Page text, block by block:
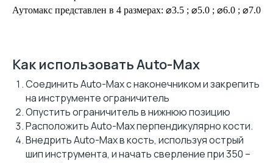
Аутомакс представлен в 4 размерах: ⌀3.5 ; ⌀5.0 ; ⌀6.0 ; ⌀7.0
Как использовать Auto-Max
Соединить Auto-Max с наконечником и закрепить
на инструменте ограничитель
Опустить ограничитель в нижнюю позицию
Расположить Auto-Max перпендикулярно кости.
Внедрить Auto-Max в кость, используя острый
шип инструмента, и начать сверление при 350 –